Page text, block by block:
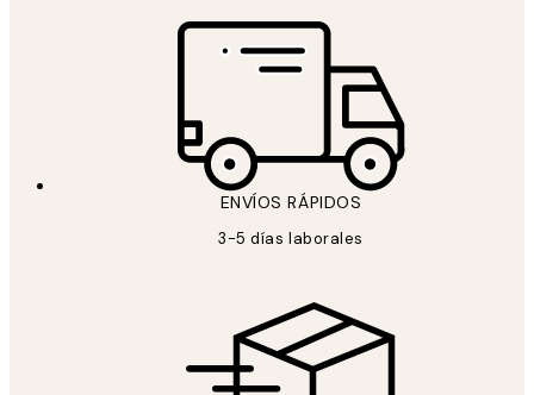
ENVÍOS RÁPIDOS
3-5 días laborales